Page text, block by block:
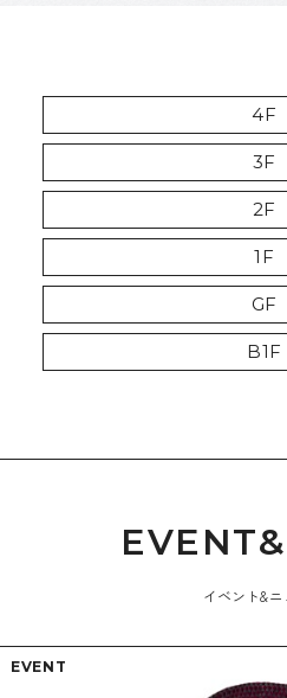
4F
3F
2F
1F
GF
B1F
すべて ファッシ
レストラン
EVENT&
イベント&ニ
EVENT